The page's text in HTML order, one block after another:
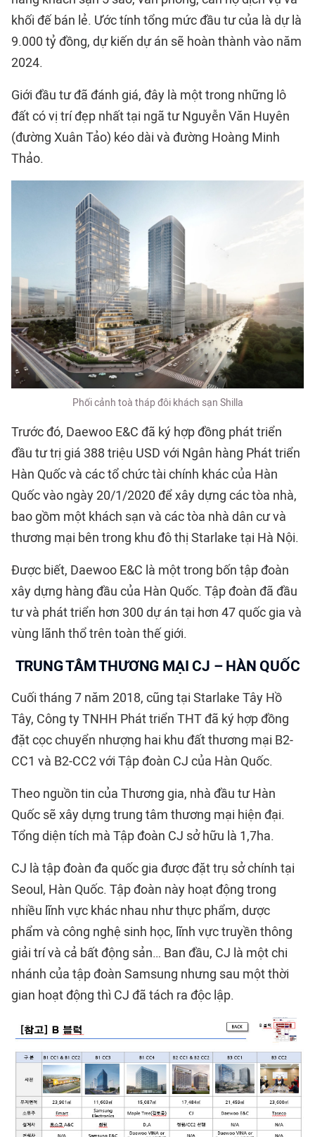
khối đế bán lẻ. Ước tính tổng mức đầu tư của là dự là
9.000 tỷ đồng, dự kiến dự án sẽ hoàn thành vào năm
2024.
Giới đầu tư đã đánh giá, đây là một trong những lô
đất có vị trí đẹp nhất tại ngã tư Nguyễn Văn Huyên
(đường Xuân Tảo) kéo dài và đường Hoàng Minh
Thảo.
Phối cảnh toà tháp đôi khách sạn Shilla
Trước đó, Daewoo E&C đã ký hợp đồng phát triển
đầu tư trị giá 388 triệu USD với Ngân hàng Phát triển
Hàn Quốc và các tổ chức tài chính khác của Hàn
Quốc vào ngày 20/1/2020 để xây dựng các tòa nhà,
bao gồm một khách sạn và các tòa nhà dân cư và
thương mại bên trong khu đô thị Starlake tại Hà Nội.
Được biết, Daewoo E&C là một trong bốn tập đoàn
xây dựng hàng đầu của Hàn Quốc. Tập đoàn đã đầu
tư và phát triển hơn 300 dự án tại hơn 47 quốc gia và
vùng lãnh thổ trên toàn thế giới.
TRUNG TÂM THƯƠNG MẠI CJ – HÀN QUỐC
Cuối tháng 7 năm 2018, cũng tại Starlake Tây Hồ
Tây, Công ty TNHH Phát triển THT đã ký hợp đồng
đặt cọc chuyển nhượng hai khu đất thương mại B2-
CC1 và B2-CC2 với Tập đoàn CJ của Hàn Quốc.
Theo nguồn tin của Thương gia, nhà đầu tư Hàn
Quốc sẽ xây dựng trung tâm thương mại hiện đại.
Tổng diện tích mà Tập đoàn CJ sở hữu là 1,7ha.
CJ là tập đoàn đa quốc gia được đặt trụ sở chính tại
Seoul, Hàn Quốc. Tập đoàn này hoạt động trong
nhiều lĩnh vực khác nhau như thực phẩm, dược
phẩm và công nghệ sinh học, lĩnh vực truyền thông
giải trí và cả bất động sản… Ban đầu, CJ là một chi
nhánh của tập đoàn Samsung nhưng sau một thời
gian hoạt động thì CJ đã tách ra độc lập.